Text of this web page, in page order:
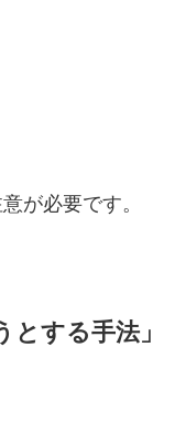
が必要です。
する手法」